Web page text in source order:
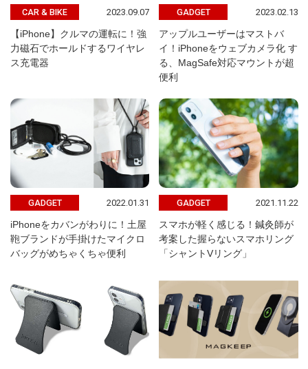
CAR & BIKE 2023.09.07
【iPhone】クルマの運転に！強
力磁石でホールドするワイヤレ
ス充電器
GADGET 2023.02.13
アップルユーザーはマストバ
イ！iPhoneをウェブカメラ化 す
る、MagSafe対応マウントが超
便利
GADGET 2022.01.31
iPhoneをカバンがわりに！土屋
鞄ブランドが手掛けたマイクロ
バッグがめちゃくちゃ便利
GADGET 2021.11.22
スマホが軽く感じる！鍼灸師が
考案した握らないスマホリング
「シャントVリング」